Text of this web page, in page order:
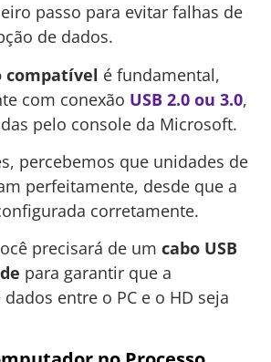
passo para evitar falhas de
de dados.
compatível é fundamental,
com conexão USB 2.0 ou 3.0,
pelo console da Microsoft.
percebemos que unidades de
perfeitamente, desde que a
corretamente.
precisará de um cabo USB
para garantir que a
entre o PC e o HD seja